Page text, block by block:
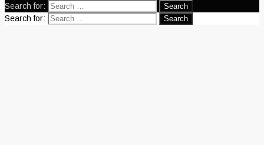
Search for:
Search for: